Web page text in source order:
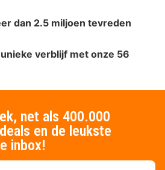
dan 2.5 miljoen tevreden
verblijf met onze 56
net als 400.000
en de leukste
inbox!